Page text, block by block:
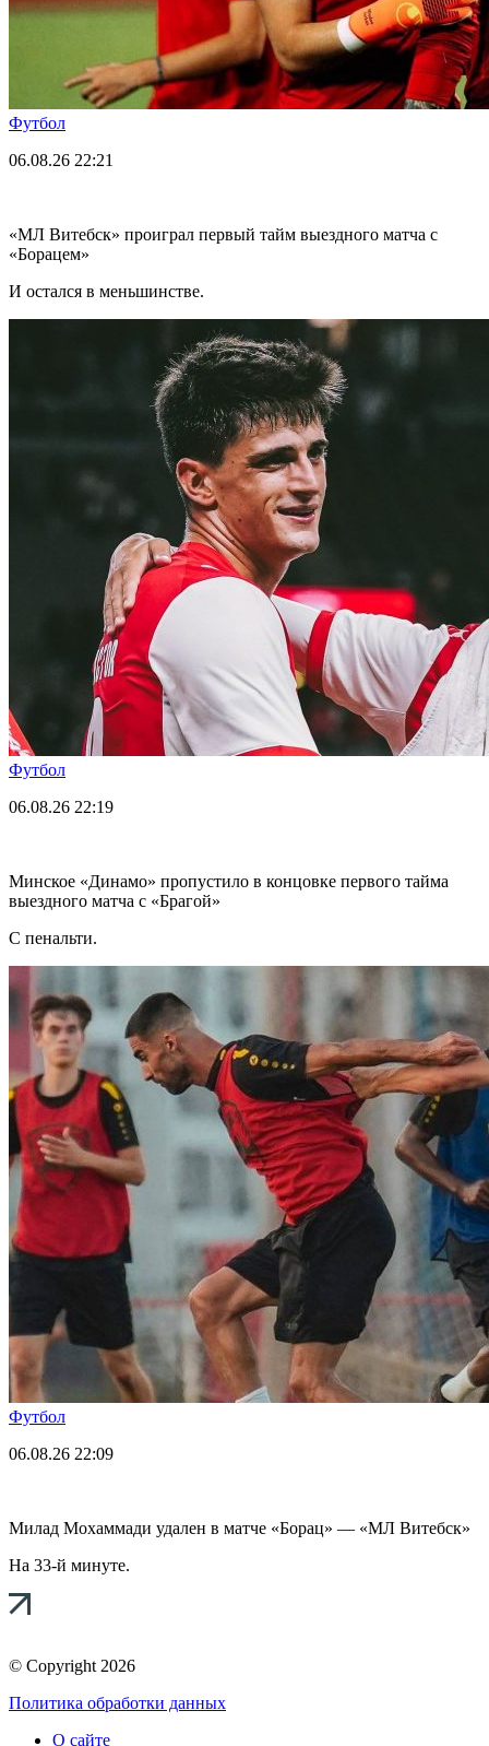
Футбол
06.08.26 22:21
«МЛ Витебск» проиграл первый тайм выездного матча с
«Борацем»
И остался в меньшинстве.
Футбол
06.08.26 22:19
Минское «Динамо» пропустило в концовке первого тайма
выездного матча с «Брагой»
С пенальти.
Футбол
06.08.26 22:09
Милад Мохаммади удален в матче «Борац» — «МЛ Витебск»
На 33-й минуте.
© Copyright 2026
Политика обработки данных
О сайте